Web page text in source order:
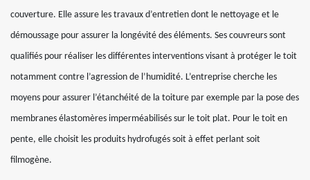
couverture. Elle assure les travaux d’entretien dont le nettoyage et le
démoussage pour assurer la longévité des éléments. Ses couvreurs sont
qualifiés pour réaliser les différentes interventions visant à protéger le toit
notamment contre l’agression de l’humidité. L’entreprise cherche les
moyens pour assurer l’étanchéité de la toiture par exemple par la pose des
membranes élastomères imperméabilisés sur le toit plat. Pour le toit en
pente, elle choisit les produits hydrofugés soit à effet perlant soit
filmogène.